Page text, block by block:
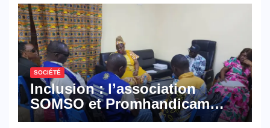
SOCIÉTÉ
Inclusion : l’association
SOMSO et Promhandicam
militent en faveur d’une